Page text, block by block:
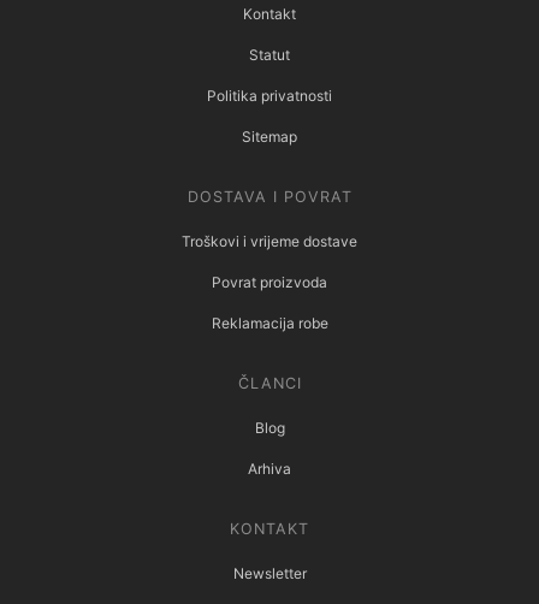
Kontakt
Statut
Politika privatnosti
Sitemap
DOSTAVA I POVRAT
Troškovi i vrijeme dostave
Povrat proizvoda
Reklamacija robe
ČLANCI
Blog
Arhiva
KONTAKT
Newsletter